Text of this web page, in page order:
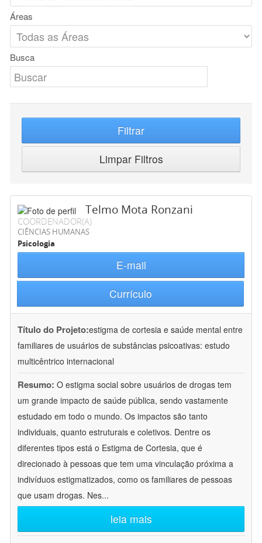
Áreas
Busca
Filtrar
Limpar Filtros
Telmo Mota Ronzani
COORDENADOR(A)
CIÊNCIAS HUMANAS
Psicologia
E-mail
Currículo
Título do Projeto:estigma de cortesia e saúde mental entre
familiares de usuários de substâncias psicoativas: estudo
multicêntrico internacional
Resumo: O estigma social sobre usuários de drogas tem
um grande impacto de saúde pública, sendo vastamente
estudado em todo o mundo. Os impactos são tanto
individuais, quanto estruturais e coletivos. Dentre os
diferentes tipos está o Estigma de Cortesia, que é
direcionado à pessoas que tem uma vinculação próxima a
indivíduos estigmatizados, como os familiares de pessoas
que usam drogas. Nes...
leia mais